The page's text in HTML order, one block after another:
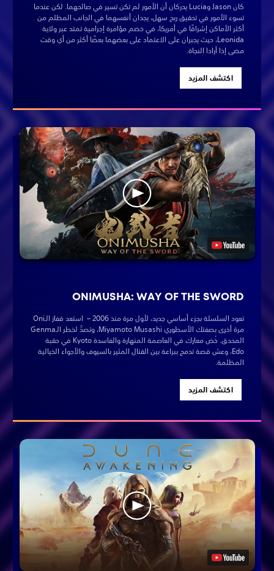
كان Jason وLucia يدركان أن الأمور لم تكن تسير في صالحهما. لكن عندما
تسوء الأمور في تحقيق ربح سهل، يجدان أنفسهما في الجانب المظلم من
أكثر الأماكن إشراقًا في أمريكا، في خضم مؤامرة إجرامية تمتد عبر ولاية
Leonida، حيث يجبران على الاعتماد على بعضهما بعضًا أكثر من أي وقت
مضى إذا أرادا النجاة.
اكتشف المزيد
ONIMUSHA: WAY OF THE SWORD
تعود السلسلة بجزء أساسي جديد، لأول مرة منذ 2006 – استعد قفاز الـOni
مرة أخرى بصفتك الأسطوري Miyamoto Musashi، وتصدَّ لخطر الـGenma
المحدق. خُض معارك في العاصمة المنهارة والفاسدة Kyoto في حقبة
Edo، وعش قصة تدمج ببراعة بين القتال المثير بالسيوف والأجواء الخيالية
المظلمة.
اكتشف المزيد